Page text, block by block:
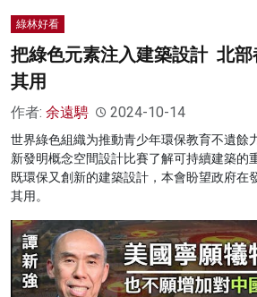
綠林好看
把綠色元素注入建築設計 北
其用
作者: 余遠騁 2024-10-14
世界綠色組織为推動青少年環保教育不遺餘
新發明概念空間設計比賽了解可持續建築的
既環保又創新的建築設計，本會盼望政府在
其用。